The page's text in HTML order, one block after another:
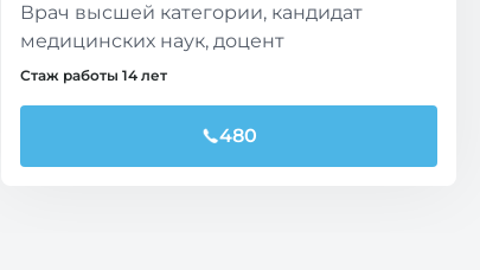
Врач высшей категории, кандидат
медицинских наук, доцент
Стаж работы 14 лет
480